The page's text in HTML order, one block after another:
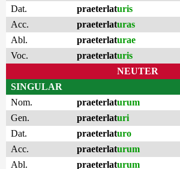
Dat.
praeterlaturis
Acc.
praeterlaturas
Abl.
praeterlaturae
Voc.
praeterlaturis
NEUTER
SINGULAR
Nom.
praeterlaturum
Gen.
praeterlaturi
Dat.
praeterlaturo
Acc.
praeterlaturum
Abl.
praeterlaturum